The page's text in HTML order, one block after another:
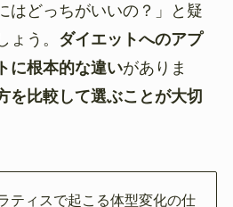
はどっちがいいの？」と疑
ょう。 ダイエットへのアプ
に根本的な違いがありま
を比較して選ぶことが大切
ティスで起こる体型変化の仕